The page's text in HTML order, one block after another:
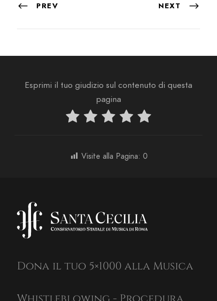
PREV NEXT
Esprimi il tuo giudizio sul contenuto di questa
pagina
Visite alla Pagina: 0
Dona il tuo 5×1000 alla Musica